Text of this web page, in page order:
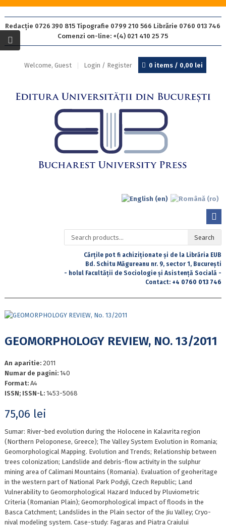
Redacție 0726 390 815 Tipografie 0799 210 566 Librărie 0760 013 746
Comenzi on-line: +(4) 021 410 25 75
Welcome, Guest Login / Register 0 items / 0,00 lei
Search
for:
Search
Cărțile pot fi achiziționate și de la Librăria EUB
Bd. Schitu Măgureanu nr. 9, sector 1, București
- holul Facultății de Sociologie și Asistență Socială -
Contact: +4 0760 013 746
GEOMORPHOLOGY REVIEW, NO. 13/2011
An aparitie: 2011
Numar de pagini: 140
Format: A4
ISSN; ISSN-L: 1453-5068
75,06 lei
Sumar: River-bed evolution during the Holocene in Kalavrita region
(Northern Peloponese, Greece); The Valley System Evolution in Romania;
Geomorphological Mapping. Evolution and Trends; Relationship between
trees colonization; Landslide and debris-flow activity in the sulphur
mining area of Calimani Mountains (Romania). Evaluation of geoheritage
in the western part of National Park Podyji, Czech Republic; Land
Vulnerability to Geomorphological Hazard Induced by Pluviometric
Criteria (Romanian Plain); Geomorphological impact of floods in the
Basca Catchment; Landslides in the Plain sector of the Jiu Valley; Cryo-
nival modeling system. Case-study: Fagaras and Piatra Craiului